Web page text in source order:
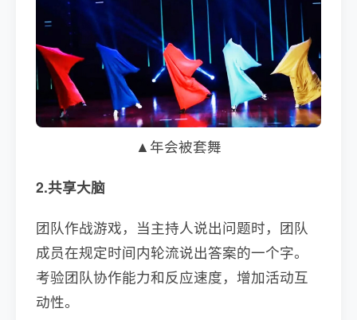
▲年会被套舞
2.共享大脑
团队作战游戏，当主持人说出问题时，团队
成员在规定时间内轮流说出答案的一个字。
考验团队协作能力和反应速度，增加活动互
动性。